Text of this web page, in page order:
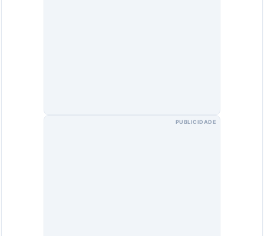
PUBLICIDADE